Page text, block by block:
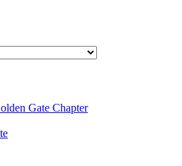
Gate Chapter